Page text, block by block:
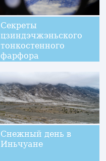
Секреты
цзиндэчжэньского
тонкостенного
фарфора
Снежный день в
Иньчуане